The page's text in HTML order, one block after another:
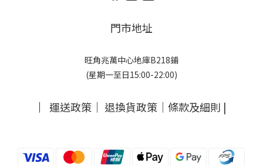
門市地址
旺角兆萬中心地庫B218鋪
(星期一至日15:00-22:00)
｜ 運送政策 ｜ 退換貨政策 ｜ 條款及細則 |